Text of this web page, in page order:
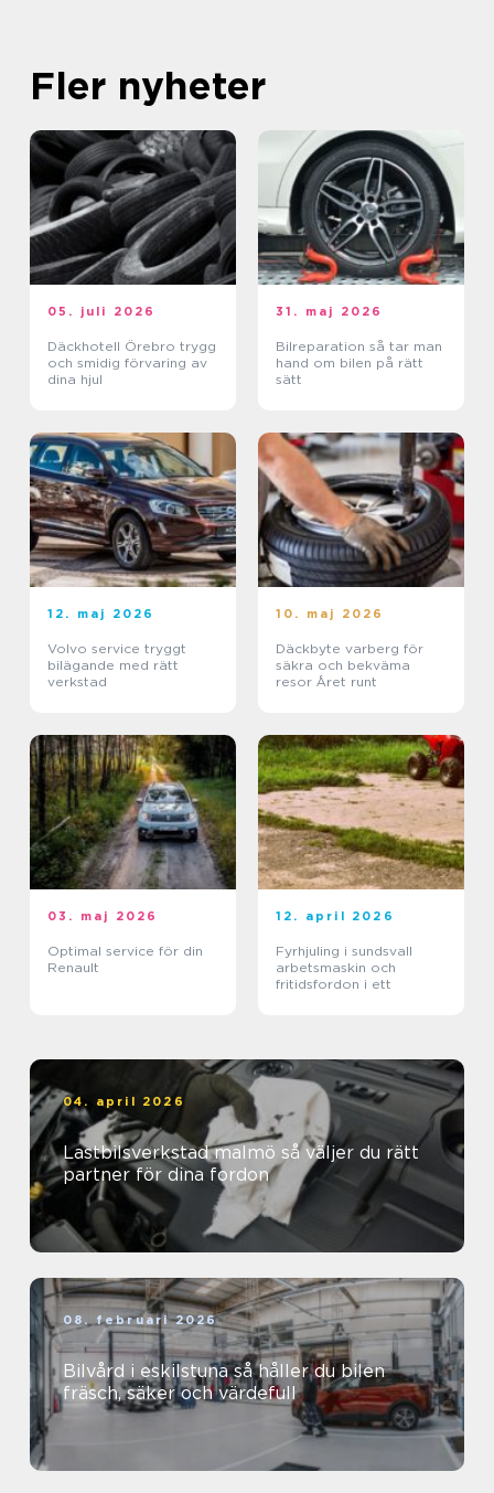
Fler nyheter
05. juli 2026
Däckhotell Örebro trygg
och smidig förvaring av
dina hjul
31. maj 2026
Bilreparation så tar man
hand om bilen på rätt
sätt
12. maj 2026
Volvo service tryggt
bilägande med rätt
verkstad
10. maj 2026
Däckbyte varberg för
säkra och bekväma
resor Året runt
03. maj 2026
Optimal service för din
Renault
12. april 2026
Fyrhjuling i sundsvall
arbetsmaskin och
fritidsfordon i ett
04. april 2026
Lastbilsverkstad malmö så väljer du rätt
partner för dina fordon
08. februari 2026
Bilvård i eskilstuna så håller du bilen
fräsch, säker och värdefull